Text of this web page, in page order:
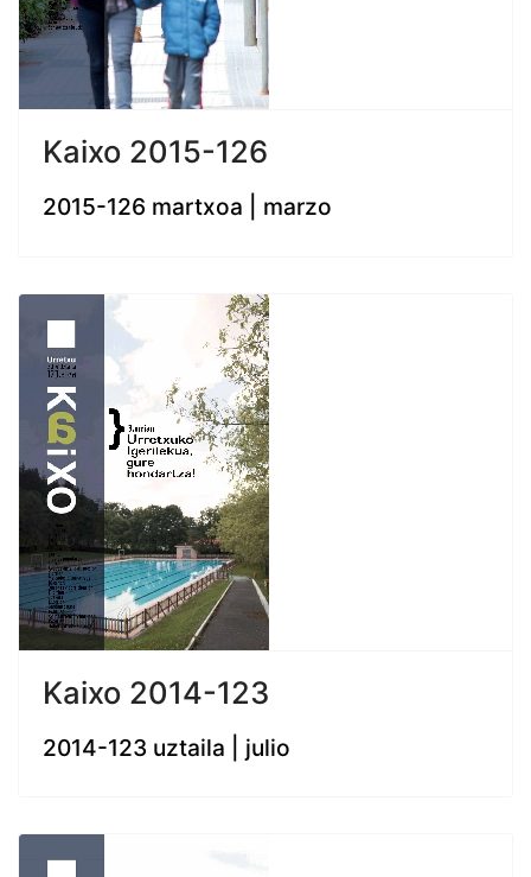
Kaixo 2015-126
2015-126 martxoa | marzo
Kaixo 2014-123
2014-123 uztaila | julio